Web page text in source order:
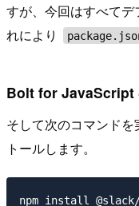
すが、今回はすべて
れにより
Bolt for JavaScript
そして次のコマンド
トールします。